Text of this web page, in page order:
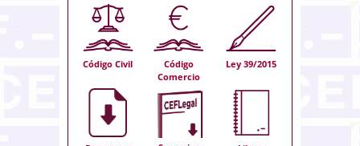
Código Civil
Código
Comercio
Ley 39/2015